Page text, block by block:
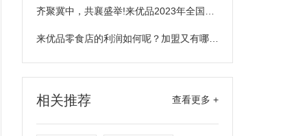
来优品零食店的利润如何呢？加盟又有哪些优势呢？
相关推荐 查看更多 +